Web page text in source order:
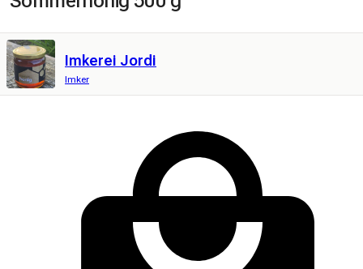
Imkerei Jordi
Imker